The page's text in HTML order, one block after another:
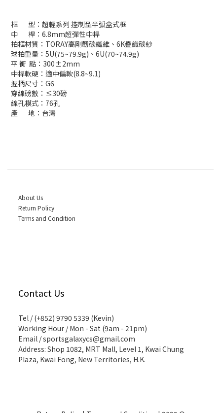
框 型：超輕系列 控制型半弧盒式框
中 桿：6.8mm超彈性中桿
拍框材質：TORAY高剛韌碳纖維、6K疊織碳紗
球拍重量：5U(75~79.9g)、6U(70~74.9g)
平 衡 點：300±2mm
中桿軟硬：適中偏軟(8.8~9.1)
握柄尺寸：G6
穿線磅數：≤30磅
線孔模式：76孔
產 地：台灣
About Us
Return Policy
Terms and Condition
Contact Us
Tel / (+852) 9790 5339 (Kevin)
Working Hour / Mon - Sat (9am - 21pm)
Email / sportsgalaxycs@gmail.com
Address: Shop 1082, MRT Mall, Level 1, Kwai Chung
Plaza, Kwai Fong, New Territories, H.K.